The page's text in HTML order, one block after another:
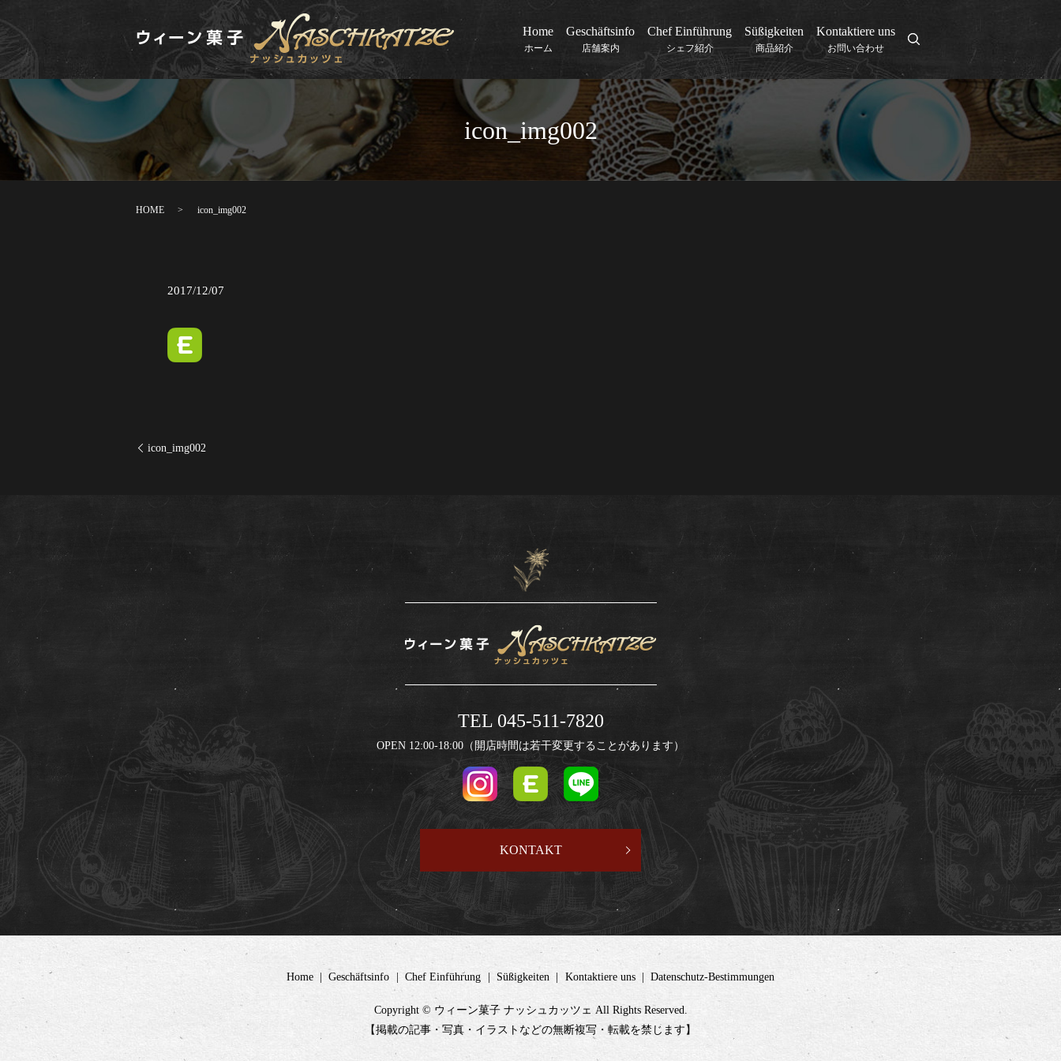
Home
ホーム
Geschäftsinfo
店舗案内
Chef Einführung
シェフ紹介
Süßigkeiten
商品紹介
Kontaktiere uns
お問い合わせ
search
icon_img002
HOME icon_img002
2017/12/07
icon_img002
TEL 045-511-7820
OPEN 12:00-18:00（開店時間は若干変更することがあります）
KONTAKT
Home Geschäftsinfo Chef Einführung Süßigkeiten Kontaktiere uns Datenschutz-Bestimmungen
Copyright © ウィーン菓子 ナッシュカッツェ All Rights Reserved.
【掲載の記事・写真・イラストなどの無断複写・転載を禁じます】